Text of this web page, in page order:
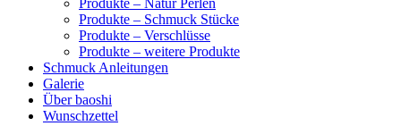
Produkte – Schmuck Stücke
Produkte – Verschlüsse
Produkte – weitere Produkte
Schmuck Anleitungen
Galerie
Über baoshi
Wunschzettel